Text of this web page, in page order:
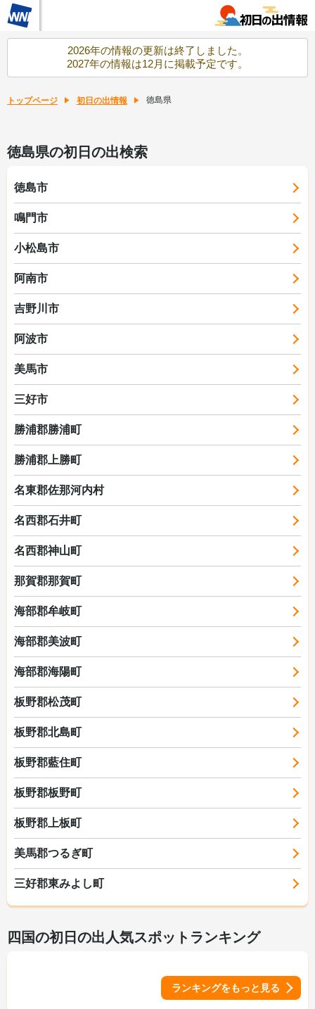
2026年の情報の更新は終了しました。
2027年の情報は12月に掲載予定です。
トップページ 初日の出情報 徳島県
徳島県の初日の出検索
徳島市
鳴門市
小松島市
阿南市
吉野川市
阿波市
美馬市
三好市
勝浦郡勝浦町
勝浦郡上勝町
名東郡佐那河内村
名西郡石井町
名西郡神山町
那賀郡那賀町
海部郡牟岐町
海部郡美波町
海部郡海陽町
板野郡松茂町
板野郡北島町
板野郡藍住町
板野郡板野町
板野郡上板町
美馬郡つるぎ町
三好郡東みよし町
四国の初日の出人気スポットランキング
ランキングをもっと見る